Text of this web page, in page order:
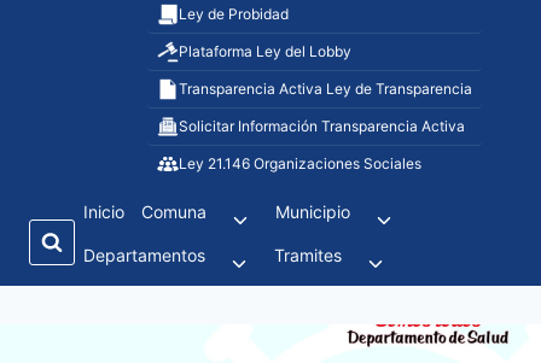
Ley de Probidad
Plataforma Ley del Lobby
Transparencia Activa Ley de Transparencia
Solicitar Información Transparencia Activa
Ley 21.146 Organizaciones Sociales
Inicio Comuna Municipio
Departamentos Tramites